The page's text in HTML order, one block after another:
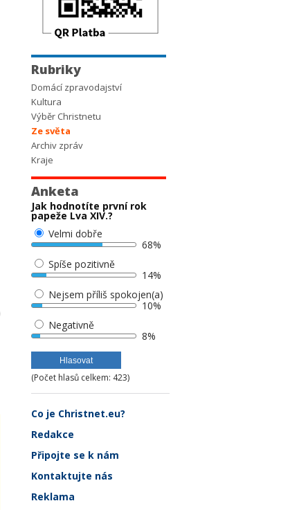
Rubriky
Domácí zpravodajství
Kultura
Výběr Christnetu
Ze světa
Archiv zpráv
Kraje
Anketa
Jak hodnotíte první rok
papeže Lva XIV.?
Velmi dobře
68%
Spíše pozitivně
14%
Nejsem příliš spokojen(a)
10%
Negativně
8%
(Počet hlasů celkem: 423)
Co je Christnet.eu?
Redakce
Připojte se k nám
Kontaktujte nás
Reklama